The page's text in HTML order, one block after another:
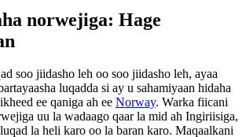
norwejiga: Hage
soo jiidasho leh oo soo jiidasho leh, ayaa
luqadda si ay u sahamiyaan hidaha
ee qaniga ah ee Norway. Warka fiicani
uu la wadaago qaar la mid ah Ingiriisiga,
la heli karo oo la baran karo. Maqaalkani